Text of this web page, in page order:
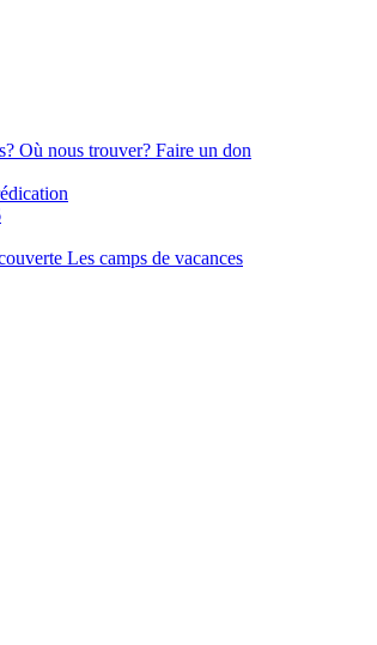
Où nous trouver? Faire un don
Les camps de vacances